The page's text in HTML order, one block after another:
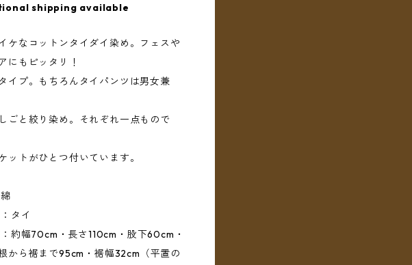
shipping available
ケなコットンタイダイ染め。フェスや
にもピッタリ！
イプ。もちろんタイパンツは男女兼
ごと絞り染め。それぞれ一点もので
ットがひとつ付いています。
タイ
約幅70cm・長さ110cm・股下60cm・
から裾まで95cm・裾幅32cm（平置の